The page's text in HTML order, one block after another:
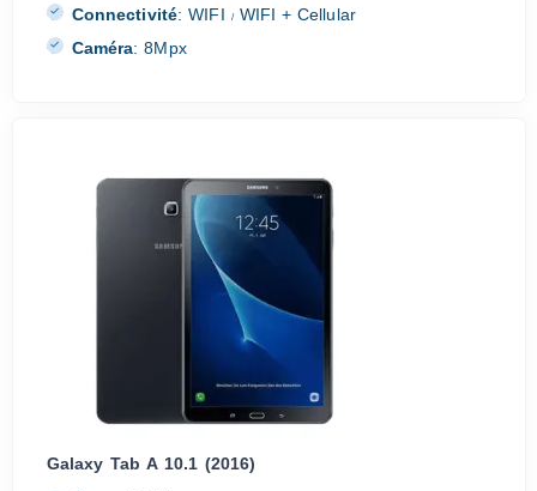
Connectivité: WIFI /WIFI + Cellular
Caméra: 8Mpx
Galaxy Tab A 10.1 (2016)